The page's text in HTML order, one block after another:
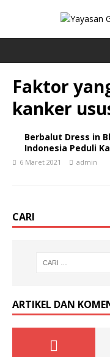
Faktor
kanker
Berbalut Dress in
Indonesia Peduli
6 Maret 2021 admin
CARI
ARTIKEL DAN